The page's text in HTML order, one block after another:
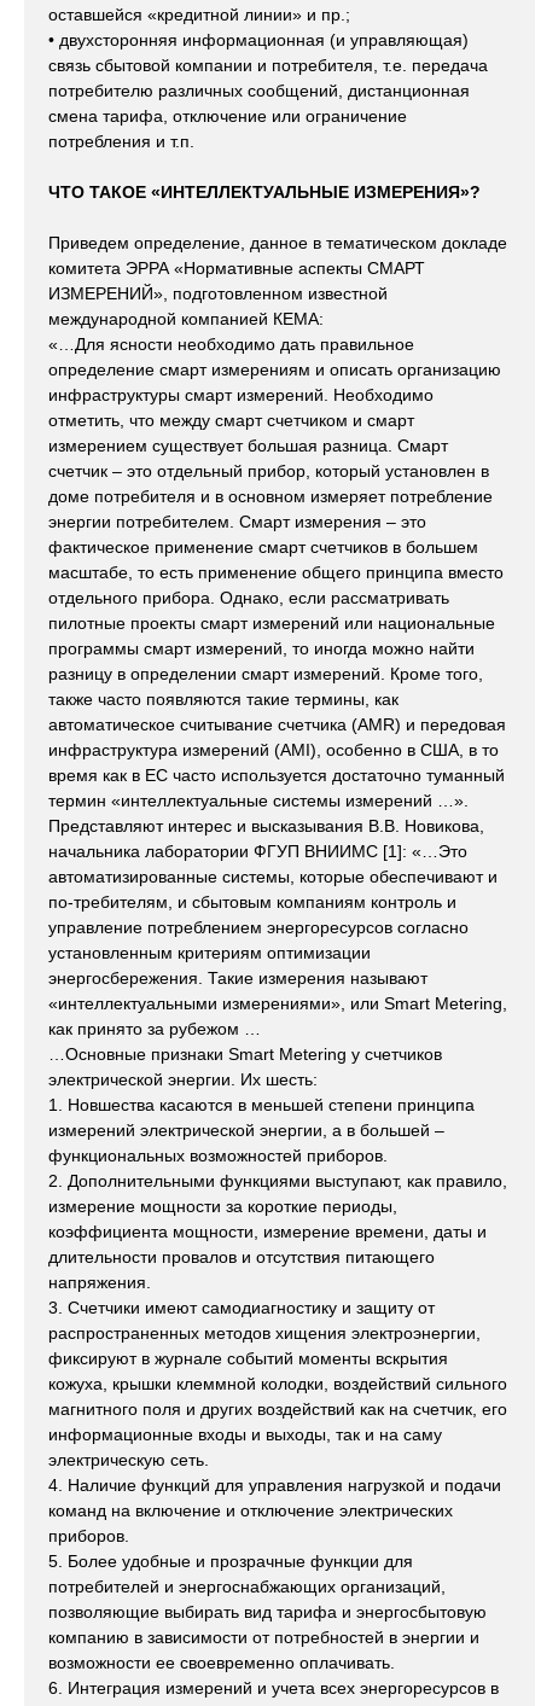
оставшейся «кредитной линии» и пр.;
• двухсторонняя информационная (и управляющая)
связь сбытовой компании и потребителя, т.е. передача
потребителю различных сообщений, дистанционная
смена тарифа, отключение или ограничение
потребления и т.п.
ЧТО ТАКОЕ «ИНТЕЛЛЕКТУАЛЬНЫЕ ИЗМЕРЕНИЯ»?
Приведем определение, данное в тематическом докладе
комитета ЭРРА «Нормативные аспекты СМАРТ
ИЗМЕРЕНИЙ», подготовленном известной
международной компанией КЕМА:
«…Для ясности необходимо дать правильное
определение смарт измерениям и описать организацию
инфраструктуры смарт измерений. Необходимо
отметить, что между смарт счетчиком и смарт
измерением существует большая разница. Смарт
счетчик – это отдельный прибор, который установлен в
доме потребителя и в основном измеряет потребление
энергии потребителем. Смарт измерения – это
фактическое применение смарт счетчиков в большем
масштабе, то есть применение общего принципа вместо
отдельного прибора. Однако, если рассматривать
пилотные проекты смарт измерений или национальные
программы смарт измерений, то иногда можно найти
разницу в определении смарт измерений. Кроме того,
также часто появляются такие термины, как
автоматическое считывание счетчика (AMR) и передовая
инфраструктура измерений (AMI), особенно в США, в то
время как в ЕС часто используется достаточно туманный
термин «интеллектуальные системы измерений …».
Представляют интерес и высказывания В.В. Новикова,
начальника лаборатории ФГУП ВНИИМС [1]: «…Это
автоматизированные системы, которые обеспечивают и
по-требителям, и сбытовым компаниям контроль и
управление потреблением энергоресурсов согласно
установленным критериям оптимизации
энергосбережения. Такие измерения называют
«интеллектуальными измерениями», или Smart Metering,
как принято за рубежом …
…Основные признаки Smart Metering у счетчиков
электрической энергии. Их шесть:
1. Новшества касаются в меньшей степени принципа
измерений электрической энергии, а в большей –
функциональных возможностей приборов.
2. Дополнительными функциями выступают, как правило,
измерение мощности за короткие периоды,
коэффициента мощности, измерение времени, даты и
длительности провалов и отсутствия питающего
напряжения.
3. Счетчики имеют самодиагностику и защиту от
распространенных методов хищения электроэнергии,
фиксируют в журнале событий моменты вскрытия
кожуха, крышки клеммной колодки, воздействий сильного
магнитного поля и других воздействий как на счетчик, его
информационные входы и выходы, так и на саму
электрическую сеть.
4. Наличие функций для управления нагрузкой и подачи
команд на включение и отключение электрических
приборов.
5. Более удобные и прозрачные функции для
потребителей и энергоснабжающих организаций,
позволяющие выбирать вид тарифа и энергосбытовую
компанию в зависимости от потребностей в энергии и
возможности ее своевременно оплачивать.
6. Интеграция измерений и учета всех энергоресурсов в